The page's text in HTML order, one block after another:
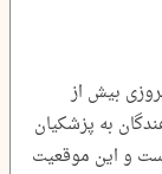
بیش از
به پزشکیان
و این موقعیت